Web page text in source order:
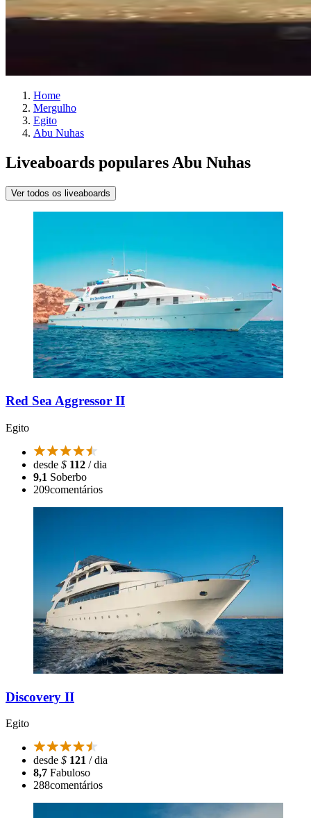
Home
Mergulho
Egito
Abu Nuhas
Liveaboards populares Abu Nuhas
Ver todos os liveaboards
Red Sea Aggressor II
Egito
desde $ 112 / dia
9,1 Soberbo
209comentários
Discovery II
Egito
desde $ 121 / dia
8,7 Fabuloso
288comentários